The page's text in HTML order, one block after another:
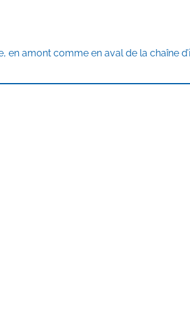
amont comme en aval de la chaîne